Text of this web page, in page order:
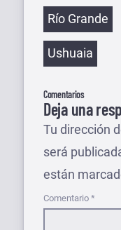
Etiquetas
Río Grande
Ushuaia
Comentarios
Deja una
Tu dirección
será
están
Comentario *